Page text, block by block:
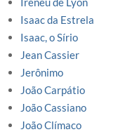
Isaac da Estrela
Isaac, o Sírio
Jean Cassier
Jerônimo
João Carpátio
João Cassiano
João Clímaco